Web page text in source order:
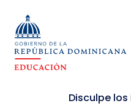
Disculpe